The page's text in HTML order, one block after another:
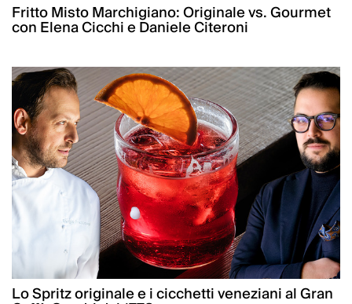
Fritto Misto Marchigiano: Originale vs. Gourmet
con Elena Cicchi e Daniele Citeroni
Lo Spritz originale e i cicchetti veneziani al Gran